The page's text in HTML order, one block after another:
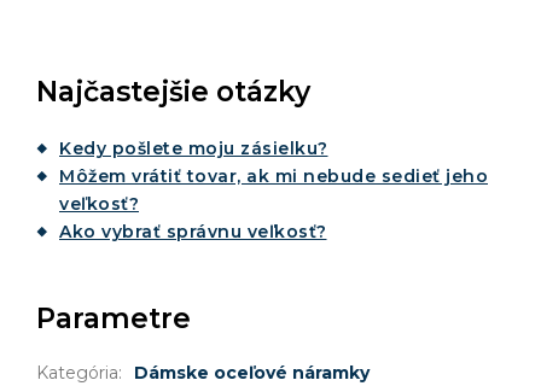
Najčastejšie otázky
Kedy pošlete moju zásielku?
Môžem vrátiť tovar, ak mi nebude sedieť jeho
veľkosť?
Ako vybrať správnu veľkosť?
Parametre
Kategória:
Dámske oceľové náramky